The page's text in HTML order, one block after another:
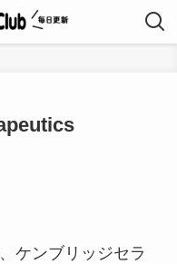
ケンブリッジセラ